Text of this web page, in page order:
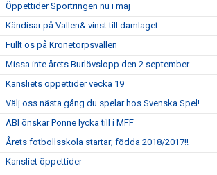
Öppettider Sportringen nu i maj
Kändisar på Vallen& vinst till damlaget
Fullt ös på Kronetorpsvallen
Missa inte årets Burlövslopp den 2 september
Kansliets öppettider vecka 19
Välj oss nästa gång du spelar hos Svenska Spel!
ABI önskar Ponne lycka till i MFF
Årets fotbollsskola startar; födda 2018/2017!!
Kansliet öppettider